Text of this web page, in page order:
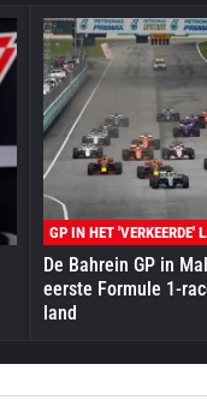
GP IN HET 'VERKEERDE'
De Bahrein GP in
eerste Formule 1-
land